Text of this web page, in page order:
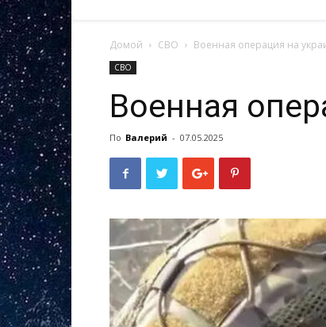
Домой СВО Военная операция на
СВО
Военная
По Валерий - 07.05.2025